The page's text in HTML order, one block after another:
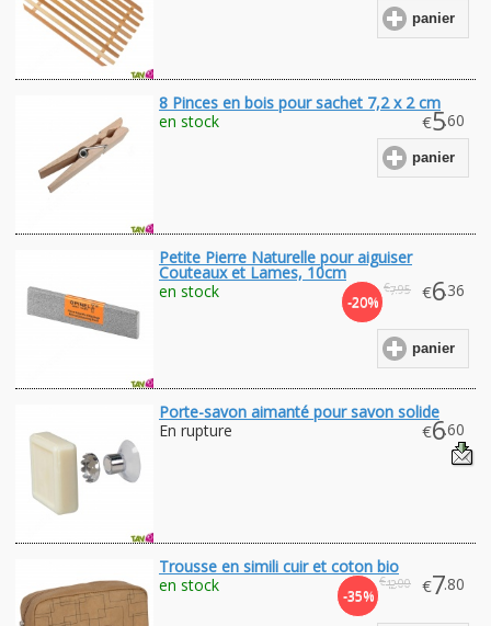
panier
8 Pinces en bois pour sachet 7,2 x 2 cm
€5.60
en stock
panier
Petite Pierre Naturelle pour aiguiser
Couteaux et Lames, 10cm
-20%
€7.95 €6.36
en stock
panier
Porte-savon aimanté pour savon solide
€6.60
En rupture
Trousse en simili cuir et coton bio
-35%
€12.00 €7.80
en stock